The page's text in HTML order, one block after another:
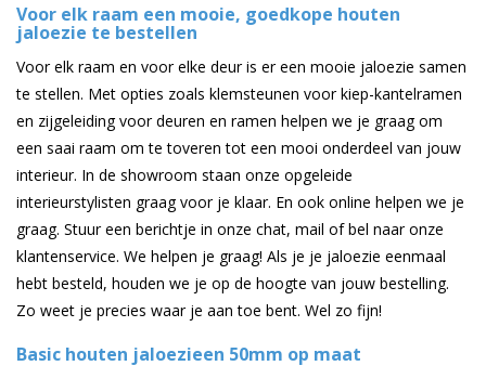
Voor elk raam een mooie, goedkope houten
jaloezie te bestellen
Voor elk raam en voor elke deur is er een mooie jaloezie samen
te stellen. Met opties zoals klemsteunen voor kiep-kantelramen
en zijgeleiding voor deuren en ramen helpen we je graag om
een saai raam om te toveren tot een mooi onderdeel van jouw
interieur. In de showroom staan onze opgeleide
interieurstylisten graag voor je klaar. En ook online helpen we je
graag. Stuur een berichtje in onze chat, mail of bel naar onze
klantenservice. We helpen je graag! Als je je jaloezie eenmaal
hebt besteld, houden we je op de hoogte van jouw bestelling.
Zo weet je precies waar je aan toe bent. Wel zo fijn!
Basic houten jaloezieen 50mm op maat